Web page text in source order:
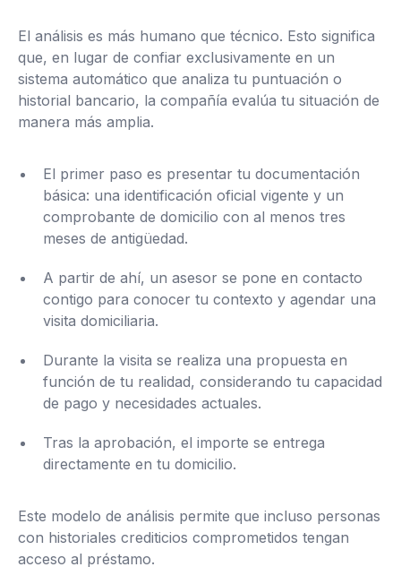
El análisis es más humano que técnico. Esto significa
que, en lugar de confiar exclusivamente en un
sistema automático que analiza tu puntuación o
historial bancario, la compañía evalúa tu situación de
manera más amplia.
El primer paso es presentar tu documentación
básica: una identificación oficial vigente y un
comprobante de domicilio con al menos tres
meses de antigüedad.
A partir de ahí, un asesor se pone en contacto
contigo para conocer tu contexto y agendar una
visita domiciliaria.
Durante la visita se realiza una propuesta en
función de tu realidad, considerando tu capacidad
de pago y necesidades actuales.
Tras la aprobación, el importe se entrega
directamente en tu domicilio.
Este modelo de análisis permite que incluso personas
con historiales crediticios comprometidos tengan
acceso al préstamo.